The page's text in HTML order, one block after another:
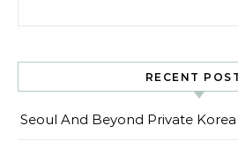
RECENT
Seoul And Beyond Private